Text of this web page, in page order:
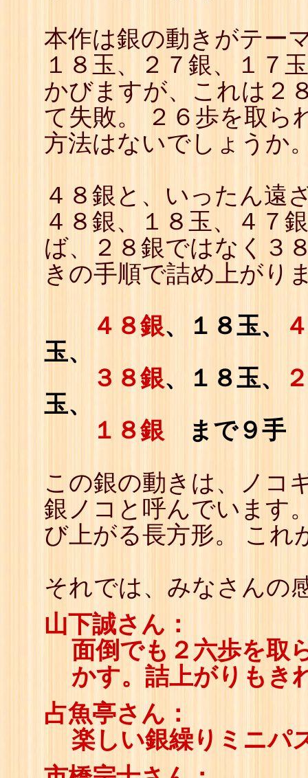
本作は銀の動きがテー
１８玉、２７銀、１７
かびますが、これは２
て失敗。 ２６歩を取ら
方法はないでしょうか
４８銀と、いったん遠
４８銀、１８玉、４７
ば、２８銀ではなく３
きの手順で詰め上がり
４８銀、１８玉、
玉、
３８銀、１８玉、
玉、
１８銀 まで９手
この銀の動きは、ノコ
銀ノコと呼んでいます
び上がる長方形。 これ
それでは、みなさんの
山下誠さん：
面倒でも２六歩を取
かす。詰上がりもき
占魚亭さん：
楽しい銀繰りミニパ